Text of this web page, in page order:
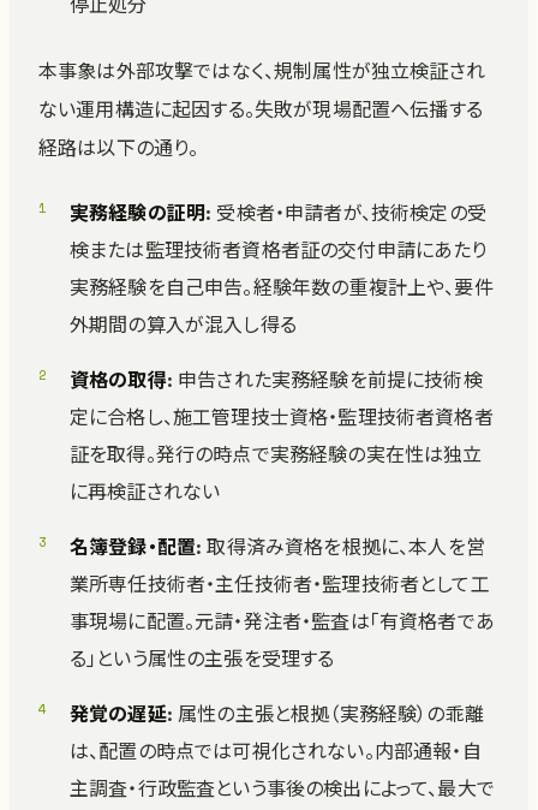
停止処分
本事象は外部攻撃ではなく、規制属性が独立検証され
ない運用構造に起因する。失敗が現場配置へ伝播する
経路は以下の通り。
実務経験の証明: 受検者・申請者が、技術検定の受
検または監理技術者資格者証の交付申請にあたり
実務経験を自己申告。経験年数の重複計上や、要件
外期間の算入が混入し得る
資格の取得: 申告された実務経験を前提に技術検
定に合格し、施工管理技士資格・監理技術者資格者
証を取得。発行の時点で実務経験の実在性は独立
に再検証されない
名簿登録・配置: 取得済み資格を根拠に、本人を営
業所専任技術者・主任技術者・監理技術者として工
事現場に配置。元請・発注者・監査は「有資格者であ
る」という属性の主張を受理する
発覚の遅延: 属性の主張と根拠（実務経験）の乖離
は、配置の時点では可視化されない。内部通報・自
主調査・行政監査という事後の検出によって、最大で